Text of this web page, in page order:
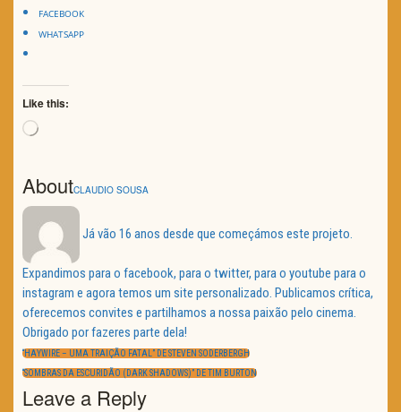
FACEBOOK
WHATSAPP
Like this:
Loading…
AboutCLAUDIO SOUSA
Já vão 16 anos desde que começámos este projeto.
Expandimos para o facebook, para o twitter, para o youtube para o
instagram e agora temos um site personalizado. Publicamos crítica,
oferecemos convites e partilhamos a nossa paixão pelo cinema.
Obrigado por fazeres parte dela!
Navegação
de
artigos
PREVIOUS
POST:
“HAYWIRE – UMA TRAIÇÃO FATAL” DE STEVEN SODERBERGH
NEXT
POST:
“SOMBRAS DA ESCURIDÃO (DARK SHADOWS)” DE TIM BURTON
Leave a Reply